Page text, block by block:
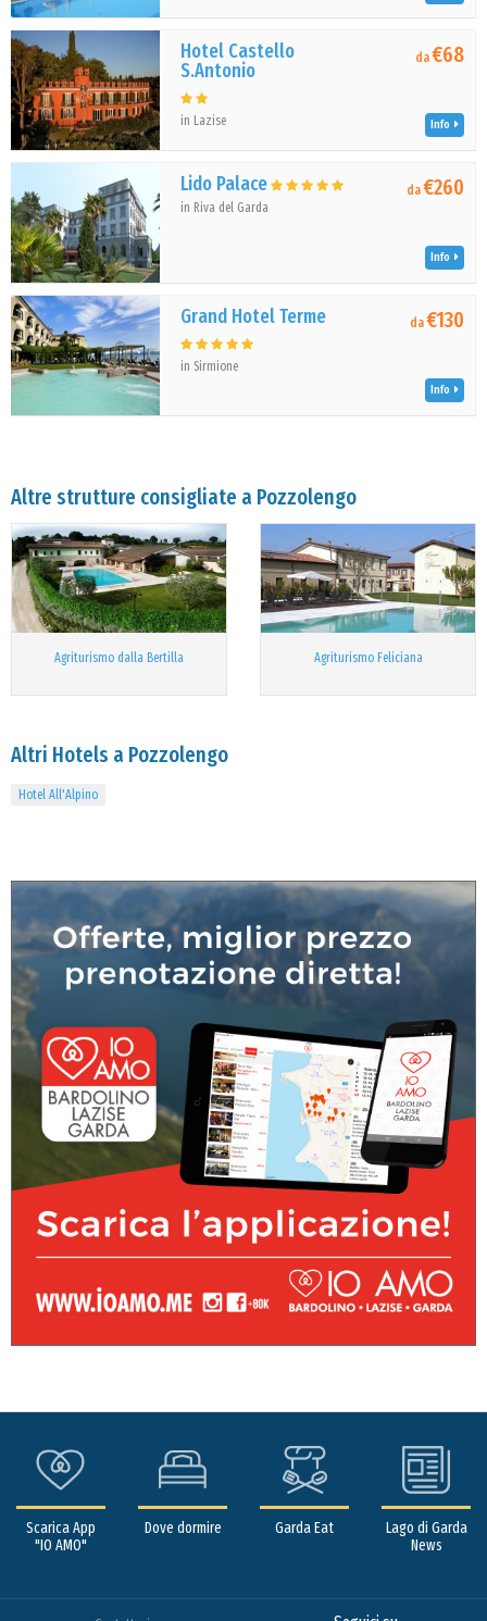
Hotel Castello
S.Antonio
in Lazise
da€68
Info
Lido Palace
in Riva del Garda
da€260
Info
Grand Hotel Terme
in Sirmione
da€130
Info
Altre strutture consigliate a Pozzolengo
Agriturismo dalla Bertilla Agriturismo Feliciana
Altri Hotels a Pozzolengo
Hotel All'Alpino
Scarica App
"IO AMO"
Dove dormire Garda Eat
Lago di Garda
News